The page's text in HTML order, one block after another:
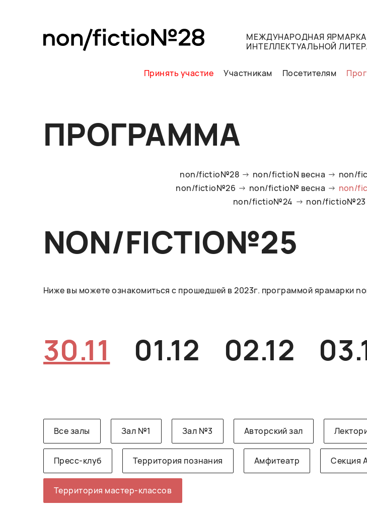
МЕЖДУНАРОДНАЯ ЯРМАРКА
ИНТЕЛЛЕКТУАЛЬНОЙ
Принять участие Участникам Посетителям
ПРОГРАММА
non/fictio№28 non/fictioN весна non/
non/fictio№26
non/fictio№ весна non/
non/fictio№24
non/fictio№23
NON/FICTIO№25
Ниже вы можете ознакомиться с прошедшей в 2023г. программой ярамарки
30.11 01.12 02.12
Все залы Зал №1 Зал №3 Авторский зал
Пресс-клуб Территория познания Амфитеатр Секция
Территория мастер-классов